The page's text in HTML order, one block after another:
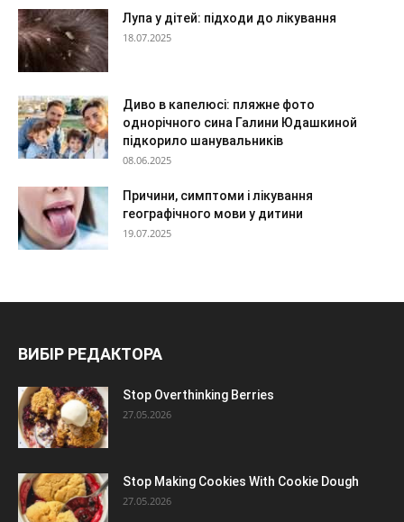
Лупа у дітей: підходи до лікування
18.07.2025
Диво в капелюсі: пляжне фото
однорічного сина Галини Юдашкиной
підкорило шанувальників
08.06.2025
Причини, симптоми і лікування
географічного мови у дитини
19.07.2025
ВИБІР РЕДАКТОРА
Stop Overthinking Berries
27.05.2026
Stop Making Cookies With Cookie Dough
27.05.2026